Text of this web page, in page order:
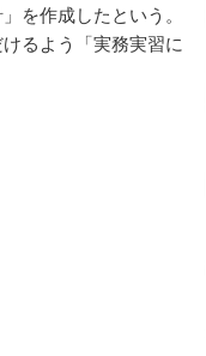
を作成したという。
るよう「実務実習に